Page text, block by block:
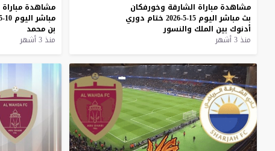
مشاهدة مباراة الشارقة وخورفكان
بث مباشر اليوم 15-5-2026 ختام دوري
أدنوك بين الملك والنسور
منذ 3 أشهر
مشاهدة مباراة
مباشر اليوم 10-5-2026
بن محمد
منذ 3 أشهر